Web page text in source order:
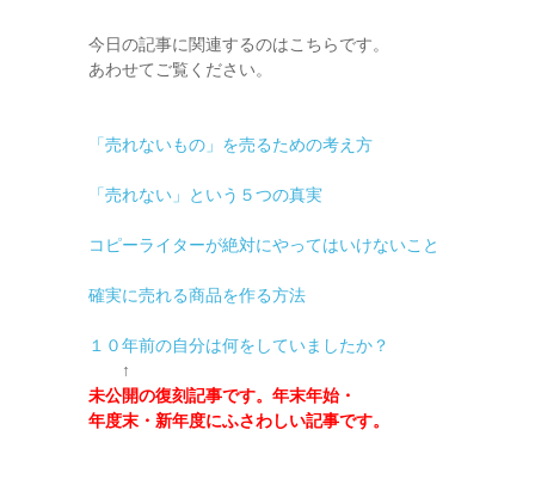
今日の記事に関連するのはこちらです。
あわせてご覧ください。
「売れないもの」を売るための考え方
「売れない」という５つの真実
コピーライターが絶対にやってはいけないこと
確実に売れる商品を作る方法
１０年前の自分は何をしていましたか？
↑
未公開の復刻記事です。年末年始・
年度末・新年度にふさわしい記事です。